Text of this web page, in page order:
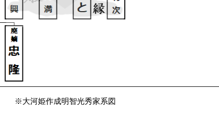
※大河姫作成明智光秀家系図